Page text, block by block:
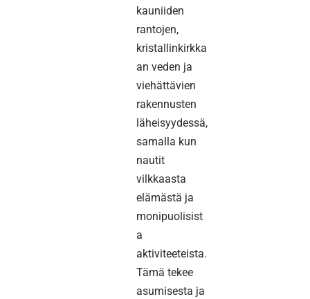
kauniiden
rantojen,
kristallinkirkka
an veden ja
viehättävien
rakennusten
läheisyydessä,
samalla kun
nautit
vilkkaasta
elämästä ja
monipuolisist
a
aktiviteeteista.
Tämä tekee
asumisesta ja